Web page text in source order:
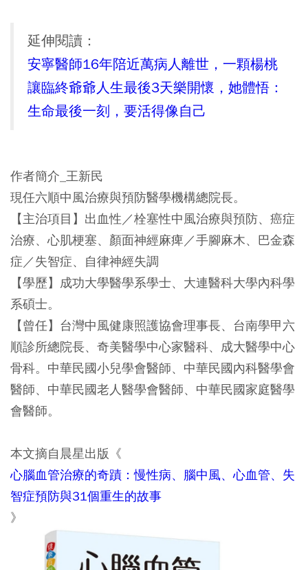
延伸閱讀：
安寧醫師16年陪近萬病人離世，一顆楊桃
讓臨終爺爺人生最後3天樂開懷，她體悟：
生命最後一刻，要活得像自己
作者簡介_王新民
現任六順中風治療與預防醫學機構總院長。
【主治項目】出血性／栓塞性中風治療與預防、癌症
治療、心肌梗塞、顏面神經麻痺／手腳麻木、巴金森
症／失智症、自律神經失調
【學歷】成功大學醫學系學士、大連醫科大學內科學
系碩士。
【曾任】台灣中風健康照護協會理事長、台南學甲六
順診所總院長、奇美醫學中心家醫科、成大醫學中心
骨科。中華民國小兒學會醫師、中華民國內科醫學會
醫師、中華民國老人醫學會醫師、中華民國家庭醫學
會醫師。
本文摘自晨星出版《
心腦血管治療的奇蹟：慢性病、腦中風、心血管、失
智症預防與31個重生的故事
》